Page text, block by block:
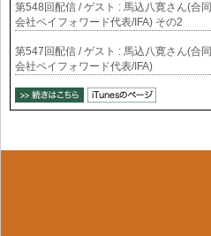
第548回配信 / ゲスト : 馬込八寛さん(合同
会社ペイフォワード代表/IFA) その2
第547回配信 / ゲスト : 馬込八寛さん(合同
会社ペイフォワード代表/IFA)